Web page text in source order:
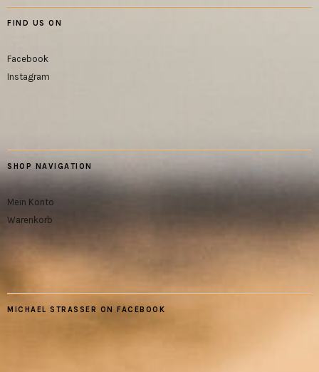
FIND US ON
Facebook
Instagram
SHOP NAVIGATION
Mein Konto
Warenkorb
MICHAEL STRASSER ON FACEBOOK